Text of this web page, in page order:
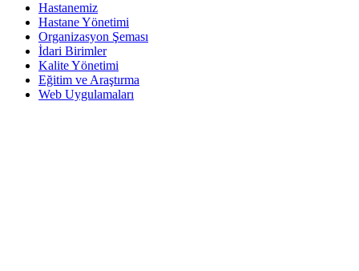
Hastanemiz
Hastane Yönetimi
Organizasyon Şeması
İdari Birimler
Kalite Yönetimi
Eğitim ve Araştırma
Web Uygulamaları